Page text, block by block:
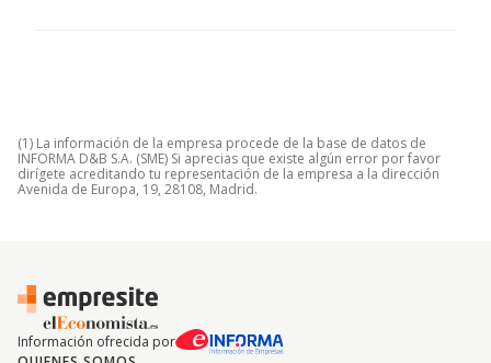
(1) La información de la empresa procede de la base de datos de
INFORMA D&B S.A. (SME) Si aprecias que existe algún error por favor
dirígete acreditando tu representación de la empresa a la dirección
Avenida de Europa, 19, 28108, Madrid.
Información ofrecida por